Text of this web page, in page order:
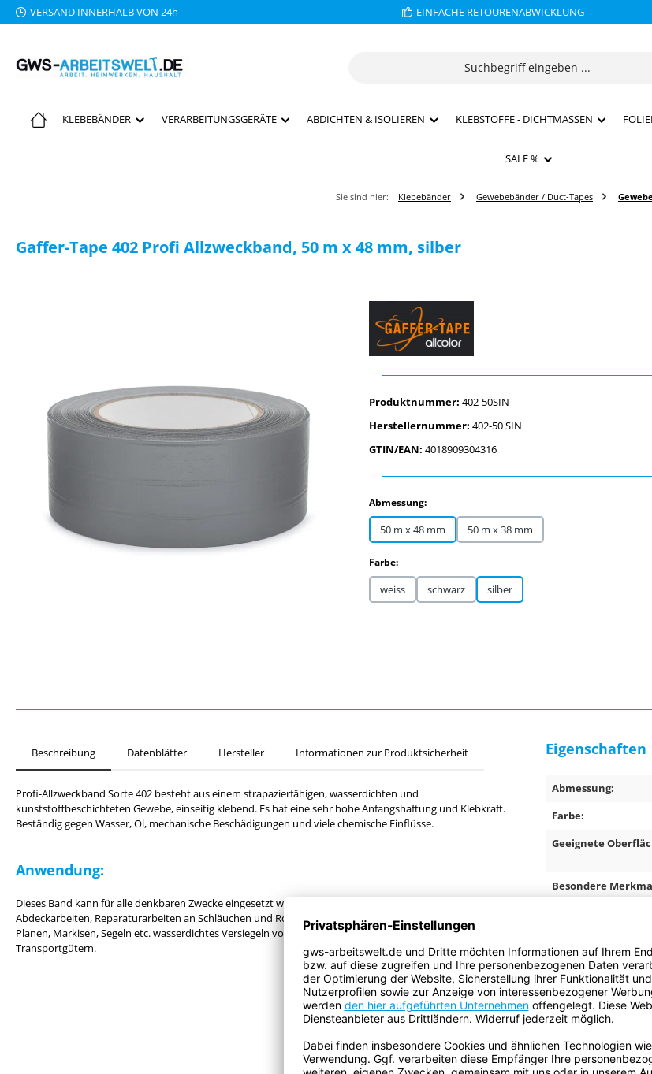
Hauptinhalt springen
Zur Suche springen
Zur Hauptnavigation springen
VERSAND INNERHALB VON 24h EINFACHE RETOURENABWICKLUNG
KLEBEBÄNDER VERARBEITUNGSGERÄTE ABDICHTEN & ISOLIEREN KLEBSTOFFE - DICHTMASSEN
SALE %
Sie sind hier: Klebebänder Gewebebänder / Duct-Tapes
Gaffer-Tape 402 Profi Allzweckband, 50 m x 48 mm, silber
Produktnummer: 402-50SIN
Herstellernummer: 402-50 SIN
GTIN/EAN: 4018909304316
Abmessung:auswählen
50 m x 48 mm 50 m x 38 mm
Farbe:auswählen
weiss schwarz silber
Beschreibung Datenblätter Hersteller Informationen zur Produktsicherheit
Profi-Allzweckband Sorte 402 besteht aus einem strapazierfähigen, wasserdichten und
kunststoffbeschichteten Gewebe, einseitig klebend. Es hat eine sehr hohe Anfangshaftung und Klebkraft.
Beständig gegen Wasser, Öl, mechanische Beschädigungen und viele chemische Einflüsse.
Anwendung:
Dieses Band kann für alle denkbaren Zwecke eingesetzt werden. Ihr zuverlässiger Helfer für
Abdeckarbeiten, Reparaturarbeiten an Schläuchen und Rohren etc. Reparieren von Löchern und Rissen in
Planen, Markisen, Segeln etc. wasserdichtes Versiegeln von Behältern, sicheres Verpacken von
Transportgütern.
Eigenschaften
Abmessung:
Farbe:
Geeignete
Besondere
Anwendung:
Gesamtdicke:
Trägermaterial: